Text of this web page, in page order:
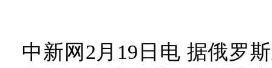
中新网2月19日电 据俄罗